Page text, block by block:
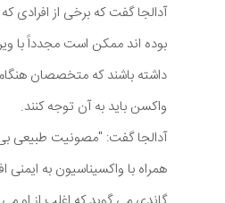
آدالجا گفت که برخی از افرادی
بوده اند ممکن است مجدداً با
داشته باشند که متخصصان هنگام
واکسن باید به آن توجه کنند.
آدالجا گفت: "مصونیت طبیعی
همراه با واکسیناسیون به